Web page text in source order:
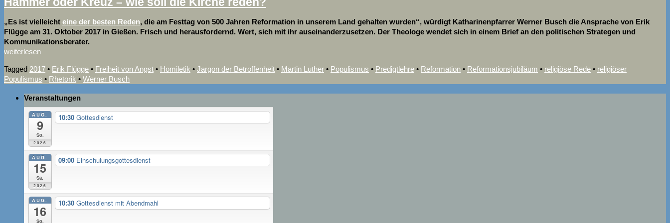
„Es ist vielleicht eine der besten Reden, die am Festtag von 500 Jahren Reformation in unserem Land gehalten wurden“, würdigt Katharinenpfarrer Werner Busch die Ansprache von Erik
Flügge am 31. Oktober 2017 in Gießen. Frisch und herausfordernd. Wert, sich mit ihr auseinanderzusetzen. Der Theologe wendet sich in einem Brief an den politischen Strategen und
Kommunikationsberater.
weiterlesen
Tagged 2017 • Erik Flügge • Freiheit von Angst • Homiletik • Jargon der Betroffenheit • Martin Luther • Populismus • Predigtlehre • Reformation • Reformationsjubiläum • religiöse Rede • religiöser
Populismus • Rhetorik • Werner Busch
Veranstaltungen
AUG.
9
So.
2026
10:30 Gottesdienst
AUG.
15
Sa.
2026
09:00 Einschulungsgottesdienst
AUG.
16
So.
10:30 Gottesdienst mit Abendmahl